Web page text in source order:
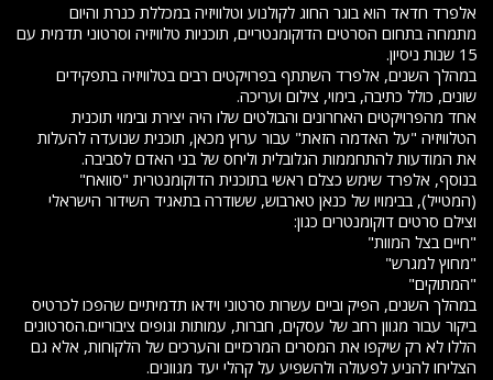
אלפרד חדאד הוא בוגר החוג לקולנוע וטלוויזיה במכללת כנרת והיום
מתמחה בתחום הסרטים הדוקומנטריים, תוכניות טלוויזיה וסרטוני תדמית עם
15 שנות ניסיון.
במהלך השנים, אלפרד השתתף בפרויקטים רבים בטלוויזיה בתפקידים
שונים, כולל כתיבה, בימוי, צילום ועריכה.
אחד מהפרויקטים האחרונים והבולטים שלו היה יצירת ובימוי תוכנית
הטלוויזיה "על האדמה הזאת" עבור ערוץ מכאן, תוכנית שנועדה להעלות
את המודעות להתחממות הגלובלית וליחס של בני האדם לסביבה.
בנוסף, אלפרד שימש כצלם ראשי בתוכנית הדוקומנטרית "סוואח"
(המטייל), בבימויו של כנאן טארבוש, ששודרה בתאגיד השידור הישראלי
וצילם סרטים דוקומנטרים כגון:
"חיים בצל המוות"
"מחוץ למגרש"
"המתוקים"
במהלך השנים, הפיק וביים עשרות סרטוני וידאו תדמיתיים שהפכו לכרטיס
ביקור עבור מגוון רחב של עסקים, חברות, עמותות וגופים ציבוריים.הסרטונים
הללו לא רק שיקפו את המסרים המרכזיים והערכים של הלקוחות, אלא גם
הצליחו להניע לפעולה ולהשפיע על קהלי יעד מגוונים.